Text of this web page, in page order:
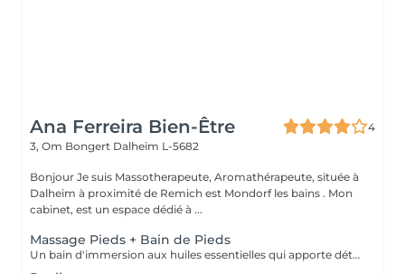
Ana Ferreira Bien-Être
4
3, Om Bongert Dalheim L-5682
Bonjour Je suis Massotherapeute, Aromathérapeute, située à
Dalheim à proximité de Remich est Mondorf les bains . Mon
cabinet, est un espace dédié à ...
Massage Pieds + Bain de Pieds
Un bain d'immersion aux huiles essentielles qui apporte détente et bien-être combinés aux bienfaits de l'aromathérapie, devient un moment de soins lié à la santé du corps et de l'esprit. SOULAGEMENT POUR TOUT LE CORPS RÉDUCTION DU GONFLEMENT DES JAMBES